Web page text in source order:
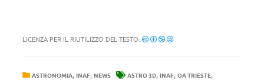
LICENZA PER IL RIUTILIZZO DEL TESTO:
ASTRONOMIA, INAF, NEWS ASTRO 3D, INAF, OA TRIESTE,